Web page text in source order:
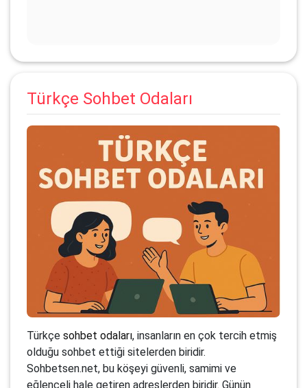
Türkçe Sohbet Odaları
Türkçe sohbet odaları, insanların en çok tercih etmiş
olduğu sohbet ettiği sitelerden biridir.
Sohbetsen.net, bu köşeyi güvenli, samimi ve
eğlenceli hale getiren adreslerden biridir. Günün